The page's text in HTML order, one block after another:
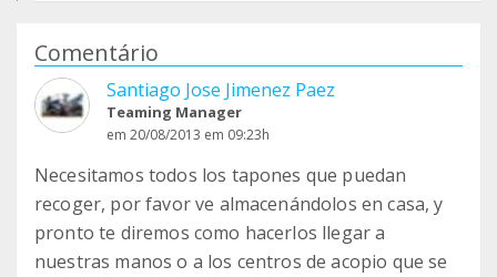
Comentário
Santiago Jose Jimenez Paez
Teaming Manager
em 20/08/2013 em 09:23h
Necesitamos todos los tapones que puedan
recoger, por favor ve almacenándolos en casa, y
pronto te diremos como hacerlos llegar a
nuestras manos o a los centros de acopio que se